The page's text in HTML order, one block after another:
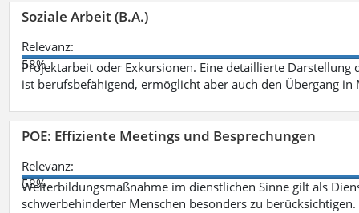
Soziale Arbeit (B.A.)
Relevanz:
58%
Projektarbeit oder Exkursionen. Eine detaillierte
ist berufsbefähigend, ermöglicht aber auch den Übergang in
POE: Effiziente Meetings und Besprechungen
Relevanz:
58%
Weiterbildungsmaßnahme im dienstlichen Sinne gilt als
schwerbehinderter Menschen besonders zu berücksichtigen.